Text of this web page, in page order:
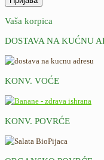
Vaša korpica
DOSTAVA NA KUĆNU
KONV. VOĆE
KONV. POVRĆE